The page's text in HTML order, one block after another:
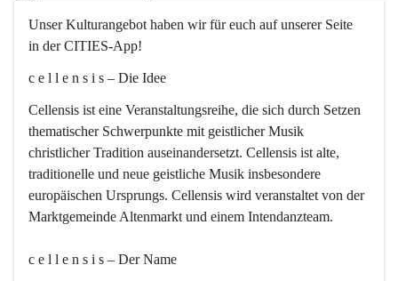
Unser Kulturangebot haben wir für euch auf unserer Seite
in der CITIES-App!
c e l l e n s i s – Die Idee
Cellensis ist eine Veranstaltungsreihe, die sich durch Setzen
thematischer Schwerpunkte mit geistlicher Musik
christlicher Tradition auseinandersetzt. Cellensis ist alte,
traditionelle und neue geistliche Musik insbesondere
europäischen Ursprungs. Cellensis wird veranstaltet von der
Marktgemeinde Altenmarkt und einem Intendanzteam.
c e l l e n s i s – Der Name